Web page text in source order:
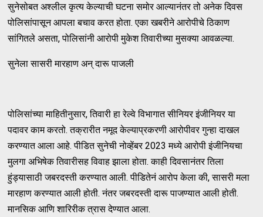
सुनेसोबत अश्लील कृत्य केल्याची घटना समोर आल्यानंतर तो अनेक दिवस
पोलिसांपासून आपला बचाव करत होता. एका खबरीने आरोपीचे ठिकाण
सांगितले असता, पोलिसांनी आरोपी मुकेश तिवारीच्या मुसक्या आवळल्या.
सुनेला सासरी मारहाण अन् दारू पाजली
पोलिसांच्या माहितीनुसार, तिवारी हा रेल्वे विभागात सीनियर इंजीनियर या
पदावर काम करतो. तक्रारीत नमूद केल्याप्रकरणी आरोपीवर गुन्हा दाखल
करण्यात आला आहे. पीडित सुनेची नोव्हेंबर 2023 मध्ये आरोपी इंजीनियचा
मुलगा अभिषेक तिवारीसह विवाह झाला होता. काही दिवसानंतर तिला
हुंड्यासाठी जबरदस्ती करण्यात आली. पीडितेनं आरोप केला की, सासरी मला
मारहाण करण्यात आली होती. नंतर जबरदस्ती दारू पाजण्यात आली होती.
मानसिक आणि शारिरीक त्रास देण्यात आला.